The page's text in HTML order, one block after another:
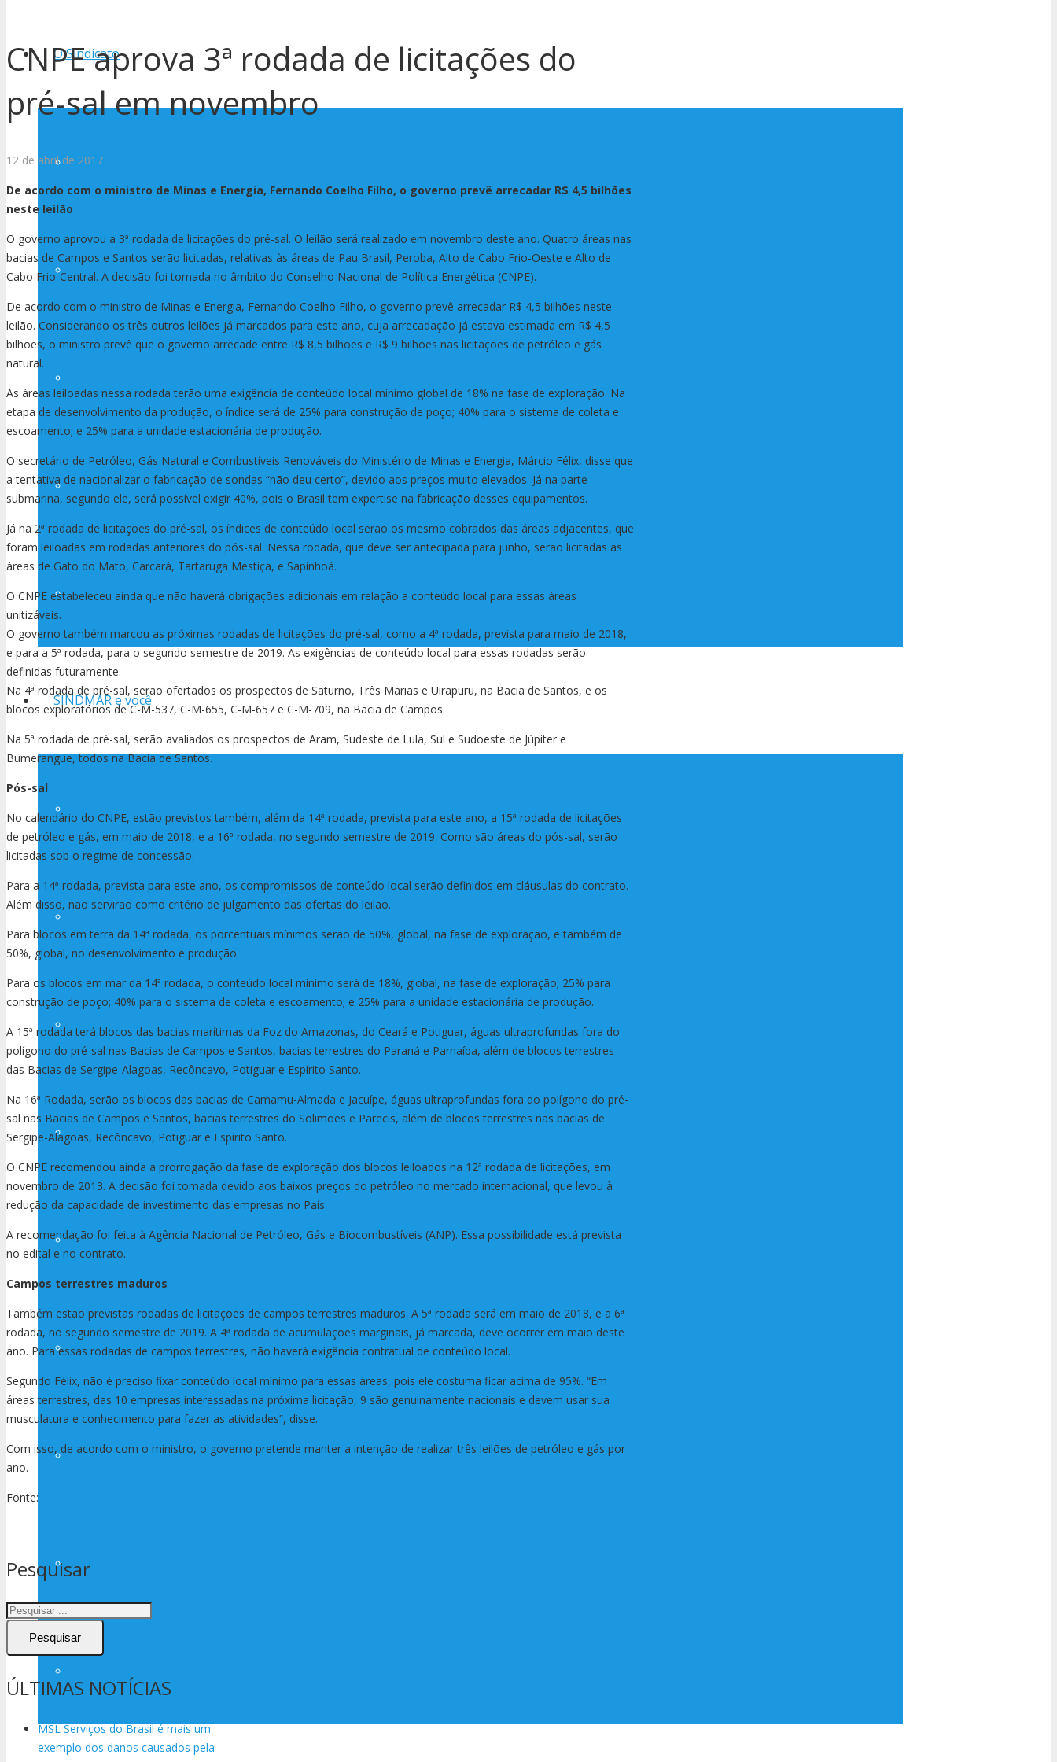
O Sindicato
História
Diretoria
Delegados
Investindo em pessoas
SINDMAR e você
Mensagens Sindicais
Convênios
Setor Educacional
Setor Jurídico
Legislação
Assessoria de Previdência
CNPE aprova 3ª rodada de licitações do
pré-sal em novembro
12 de abril de 2017
De acordo com o ministro de Minas e Energia, Fernando Coelho Filho, o governo prevê arrecadar R$ 4,5 bilhões
neste leilão
O governo aprovou a 3ª rodada de licitações do pré-sal. O leilão será realizado em novembro deste ano. Quatro áreas nas
bacias de Campos e Santos serão licitadas, relativas às áreas de Pau Brasil, Peroba, Alto de Cabo Frio-Oeste e Alto de
Cabo Frio-Central. A decisão foi tomada no âmbito do Conselho Nacional de Política Energética (CNPE).
De acordo com o ministro de Minas e Energia, Fernando Coelho Filho, o governo prevê arrecadar R$ 4,5 bilhões neste
leilão. Considerando os três outros leilões já marcados para este ano, cuja arrecadação já estava estimada em R$ 4,5
bilhões, o ministro prevê que o governo arrecade entre R$ 8,5 bilhões e R$ 9 bilhões nas licitações de petróleo e gás
natural.
As áreas leiloadas nessa rodada terão uma exigência de conteúdo local mínimo global de 18% na fase de exploração. Na
etapa de desenvolvimento da produção, o índice será de 25% para construção de poço; 40% para o sistema de coleta e
escoamento; e 25% para a unidade estacionária de produção.
O secretário de Petróleo, Gás Natural e Combustíveis Renováveis do Ministério de Minas e Energia, Márcio Félix, disse que
a tentativa de nacionalizar o fabricação de sondas “não deu certo”, devido aos preços muito elevados. Já na parte
submarina, segundo ele, será possível exigir 40%, pois o Brasil tem expertise na fabricação desses equipamentos.
Já na 2ª rodada de licitações do pré-sal, os índices de conteúdo local serão os mesmo cobrados das áreas adjacentes, que
foram leiloadas em rodadas anteriores do pós-sal. Nessa rodada, que deve ser antecipada para junho, serão licitadas as
áreas de Gato do Mato, Carcará, Tartaruga Mestiça, e Sapinhoá.
O CNPE estabeleceu ainda que não haverá obrigações adicionais em relação a conteúdo local para essas áreas
unitizáveis.
O governo também marcou as próximas rodadas de licitações do pré-sal, como a 4ª rodada, prevista para maio de 2018,
e para a 5ª rodada, para o segundo semestre de 2019. As exigências de conteúdo local para essas rodadas serão
definidas futuramente.
Na 4ª rodada de pré-sal, serão ofertados os prospectos de Saturno, Três Marias e Uirapuru, na Bacia de Santos, e os
blocos exploratórios de C-M-537, C-M-655, C-M-657 e C-M-709, na Bacia de Campos.
Na 5ª rodada de pré-sal, serão avaliados os prospectos de Aram, Sudeste de Lula, Sul e Sudoeste de Júpiter e
Bumerangue, todos na Bacia de Santos.
Pós-sal
No calendário do CNPE, estão previstos também, além da 14ª rodada, prevista para este ano, a 15ª rodada de licitações
de petróleo e gás, em maio de 2018, e a 16ª rodada, no segundo semestre de 2019. Como são áreas do pós-sal, serão
licitadas sob o regime de concessão.
Para a 14ª rodada, prevista para este ano, os compromissos de conteúdo local serão definidos em cláusulas do contrato.
Além disso, não servirão como critério de julgamento das ofertas do leilão.
Para blocos em terra da 14ª rodada, os porcentuais mínimos serão de 50%, global, na fase de exploração, e também de
50%, global, no desenvolvimento e produção.
Para os blocos em mar da 14ª rodada, o conteúdo local mínimo será de 18%, global, na fase de exploração; 25% para
construção de poço; 40% para o sistema de coleta e escoamento; e 25% para a unidade estacionária de produção.
A 15ª rodada terá blocos das bacias marítimas da Foz do Amazonas, do Ceará e Potiguar, águas ultraprofundas fora do
polígono do pré-sal nas Bacias de Campos e Santos, bacias terrestres do Paraná e Parnaíba, além de blocos terrestres
das Bacias de Sergipe-Alagoas, Recôncavo, Potiguar e Espírito Santo.
Na 16ª Rodada, serão os blocos das bacias de Camamu-Almada e Jacuípe, águas ultraprofundas fora do polígono do pré-
sal nas Bacias de Campos e Santos, bacias terrestres do Solimões e Parecis, além de blocos terrestres nas bacias de
Sergipe-Alagoas, Recôncavo, Potiguar e Espírito Santo.
O CNPE recomendou ainda a prorrogação da fase de exploração dos blocos leiloados na 12ª rodada de licitações, em
novembro de 2013. A decisão foi tomada devido aos baixos preços do petróleo no mercado internacional, que levou à
redução da capacidade de investimento das empresas no País.
A recomendação foi feita à Agência Nacional de Petróleo, Gás e Biocombustíveis (ANP). Essa possibilidade está prevista
no edital e no contrato.
Campos terrestres maduros
Também estão previstas rodadas de licitações de campos terrestres maduros. A 5ª rodada será em maio de 2018, e a 6ª
rodada, no segundo semestre de 2019. A 4ª rodada de acumulações marginais, já marcada, deve ocorrer em maio deste
ano. Para essas rodadas de campos terrestres, não haverá exigência contratual de conteúdo local.
Segundo Félix, não é preciso fixar conteúdo local mínimo para essas áreas, pois ele costuma ficar acima de 95%. “Em
áreas terrestres, das 10 empresas interessadas na próxima licitação, 9 são genuinamente nacionais e devem usar sua
musculatura e conhecimento para fazer as atividades”, disse.
Com isso, de acordo com o ministro, o governo pretende manter a intenção de realizar três leilões de petróleo e gás por
ano.
Fonte:
Pesquisar
Pesquisar
ÚLTIMAS NOTÍCIAS
MSL Serviços do Brasil é mais um
exemplo dos danos causados pela